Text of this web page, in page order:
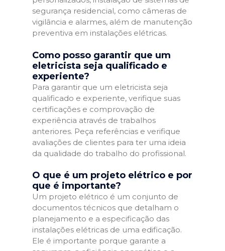
segurança residencial, como câmeras de
vigilância e alarmes, além de manutenção
preventiva em instalações elétricas.
Como posso garantir que um
eletricista seja qualificado e
experiente?
Para garantir que um eletricista seja
qualificado e experiente, verifique suas
certificações e comprovação de
experiência através de trabalhos
anteriores. Peça referências e verifique
avaliações de clientes para ter uma ideia
da qualidade do trabalho do profissional.
O que é um projeto elétrico e por
que é importante?
Um projeto elétrico é um conjunto de
documentos técnicos que detalham o
planejamento e a especificação das
instalações elétricas de uma edificação.
Ele é importante porque garante a